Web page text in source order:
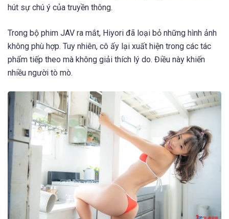
hút sự chú ý của truyền thông.
Trong bộ phim JAV ra mắt, Hiyori đã loại bỏ những hình ảnh
không phù hợp. Tuy nhiên, cô ấy lại xuất hiện trong các tác
phẩm tiếp theo mà không giải thích lý do. Điều này khiến
nhiều người tò mò.